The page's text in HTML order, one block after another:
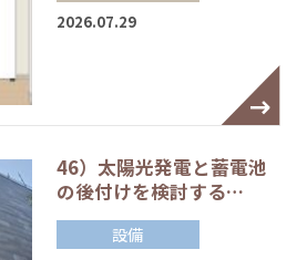
2026.07.29
46）太陽光発電と蓄電池
の後付けを検討する…
設備